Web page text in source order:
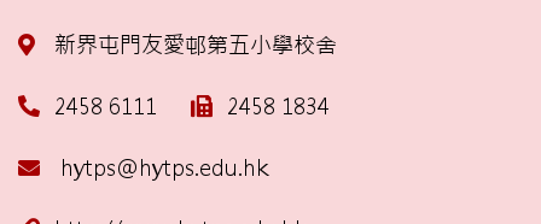
新界屯門友愛邨第五小學校舍
2458 6111 2458 1834
hytps@hytps.edu.hk